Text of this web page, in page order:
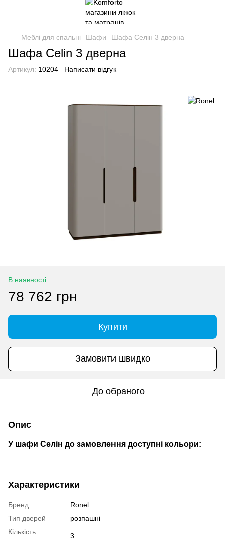
Меблі для спальні Шафи Шафа Селін 3 дверна
Шафа Celin 3 дверна
Артикул: 10204 Написати відгук
В наявності
78 762 грн
Купити
Замовити швидко
До обраного
Опис
У шафи Селін до замовлення доступні кольори:
Характеристики
Бренд
Ronel
Тип дверей
розпашні
Кількість
3